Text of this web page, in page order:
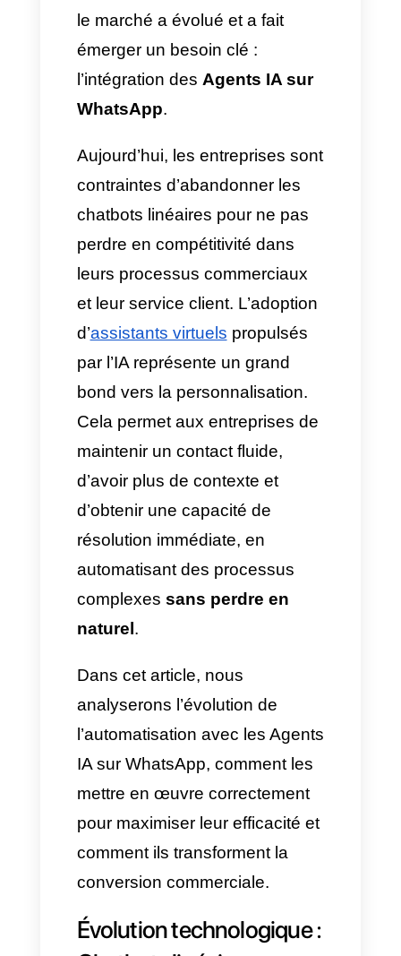
dans le traitement des
demandes et la fourniture de
solutions rapides aux clients.
Un système rigide avec de
longs menus, des boutons, des
liens et des réponses
robotisées freine la fluidité de la
communication et réduit la
conversion. Face à cette limite,
le marché a évolué et a fait
émerger un besoin clé :
l’intégration desAgents IA sur
WhatsApp.
Aujourd’hui, les entreprises sont
contraintes d’abandonner les
chatbots linéaires pour ne pas
leurs processus commerciaux
et leur service client. L’adoption
assistants virtuels
propulsés
par l’IA représente un grand
bond vers la personnalisation.
Cela permet aux entreprises de
d’avoir plus de contexte et